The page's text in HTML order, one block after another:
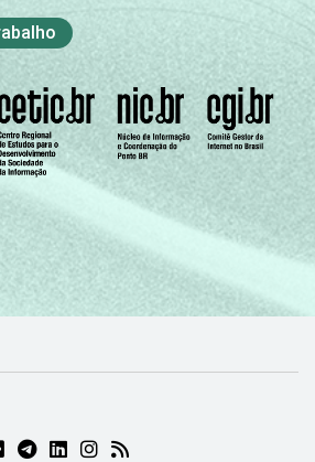
NIC.BR (ABRE EM NOVA ABA)
DO NIC.BR (ABRE EM NOVA ABA)
DO NIC.BR (ABRE EM NOVA
DO NIC.BR (ABRE EM NOVA
TELEGRAM DO NIC.BR (ABRE EM
LINKEDIN DO NIC.BR (ABRE
INSTAGRAM DO NIC.BR
RSS DO NIC.BR (ABRE